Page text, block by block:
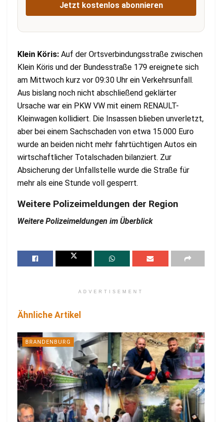
Jetzt kostenlos abonnieren
Klein Köris: Auf der Ortsverbindungsstraße zwischen
Klein Köris und der Bundesstraße 179 ereignete sich
am Mittwoch kurz vor 09:30 Uhr ein Verkehrsunfall.
Aus bislang noch nicht abschließend geklärter
Ursache war ein PKW VW mit einem RENAULT-
Kleinwagen kollidiert. Die Insassen blieben unverletzt,
aber bei einem Sachschaden von etwa 15.000 Euro
wurde an beiden nicht mehr fahrtüchtigen Autos ein
wirtschaftlicher Totalschaden bilanziert. Zur
Absicherung der Unfallstelle wurde die Straße für
mehr als eine Stunde voll gesperrt.
Weitere Polizeimeldungen der Region
Weitere Polizeimeldungen im Überblick
ADVERTISEMENT
Ähnliche Artikel
BRANDENBURG